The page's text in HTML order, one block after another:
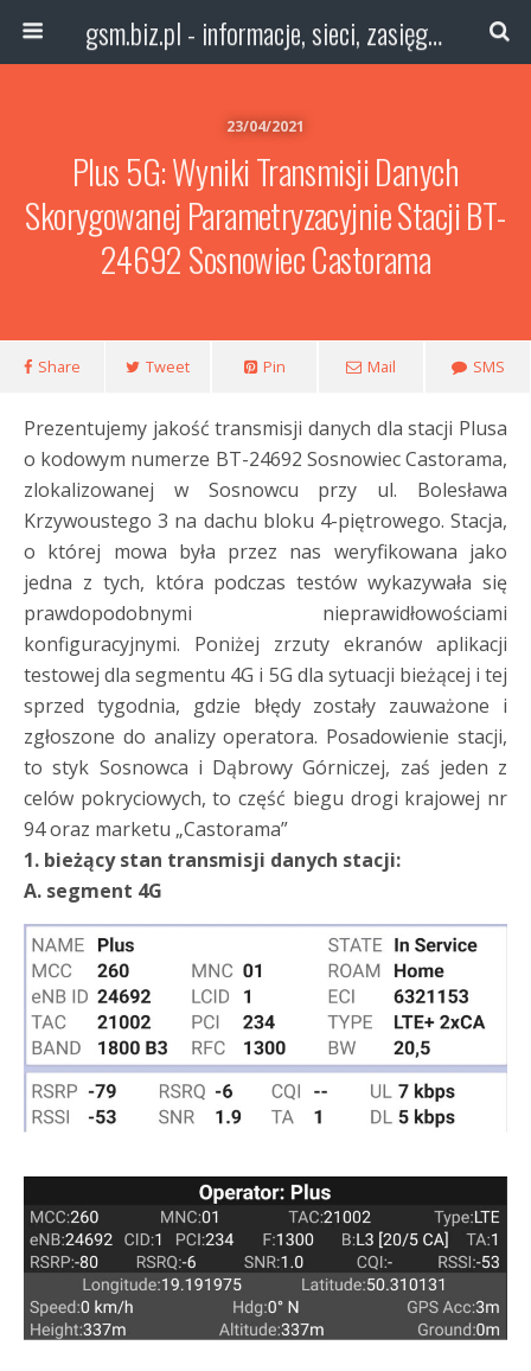
gsm.biz.pl - informacje, sieci, zasięg technologie
23/04/2021
Plus 5G: Wyniki Transmisji Danych
Skorygowanej Parametryzacyjnie Stacji BT-
24692 Sosnowiec Castorama
Share Tweet Pin Mail SMS
Prezentujemy jakość transmisji danych dla stacji Plusa
o kodowym numerze BT-24692 Sosnowiec Castorama,
zlokalizowanej w Sosnowcu przy ul. Bolesława
Krzywoustego 3 na dachu bloku 4-piętrowego. Stacja,
o której mowa była przez nas weryfikowana jako
jedna z tych, która podczas testów wykazywała się
prawdopodobnymi nieprawidłowościami
konfiguracyjnymi. Poniżej zrzuty ekranów aplikacji
testowej dla segmentu 4G i 5G dla sytuacji bieżącej i tej
sprzed tygodnia, gdzie błędy zostały zauważone i
zgłoszone do analizy operatora. Posadowienie stacji,
to styk Sosnowca i Dąbrowy Górniczej, zaś jeden z
celów pokryciowych, to część biegu drogi krajowej nr
94 oraz marketu „Castorama”
1. bieżący stan transmisji danych stacji:
A. segment 4G